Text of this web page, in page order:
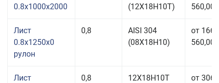
0.8x1000x2000
(12Х18Н10Т)
560,00
Лист
0.8x1250x0
рулон
0,8
AISI 304
(08Х18Н10)
от 166
560,00
Лист
0,8 12Х18Н10Т
от 306